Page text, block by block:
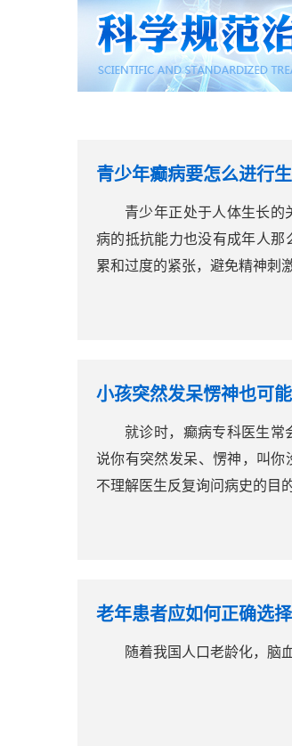
青少年癫病要怎么进行
青少年正处于人体生长的
病的抵抗能力也没有成年人那
累和过度的紧张，避免精神刺
小孩突然发呆愣神也可
就诊时，癫病专科医生常
说你有突然发呆、愣神，叫你
不理解医生反复询问病史的目
老年患者应如何正确选
随着我国人口老龄化，脑